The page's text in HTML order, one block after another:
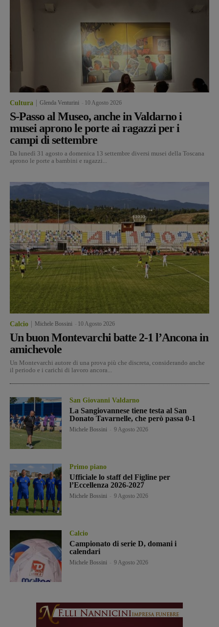
Cultura Glenda Venturini 10 Agosto 2026
S-Passo al Museo, anche in Valdarno i
musei aprono le porte ai ragazzi per i
campi di settembre
Da lunedì 31 agosto a domenica 13 settembre diversi musei della Toscana
aprono le porte a bambini e ragazzi...
Calcio Michele Bossini 10 Agosto 2026
Un buon Montevarchi batte 2-1 l’Ancona in
amichevole
Un Montevarchi autore di una prova più che discreta, considerando anche
il periodo e i carichi di lavoro ancora...
San Giovanni Valdarno
La Sangiovannese tiene testa al San
Donato Tavarnelle, che però passa 0-1
Michele Bossini 9 Agosto 2026
Primo piano
Ufficiale lo staff del Figline per
l’Eccellenza 2026-2027
Michele Bossini 9 Agosto 2026
Calcio
Campionato di serie D, domani i
calendari
Michele Bossini 9 Agosto 2026